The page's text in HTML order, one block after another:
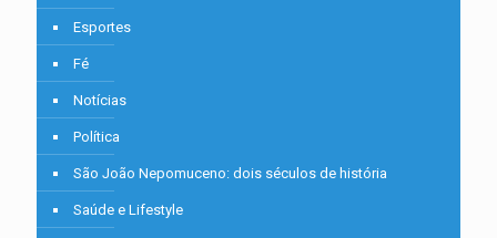
Esportes
Fé
Notícias
Política
São João Nepomuceno: dois séculos de história
Saúde e Lifestyle